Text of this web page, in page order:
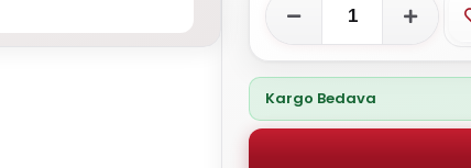
Kargo Bedava